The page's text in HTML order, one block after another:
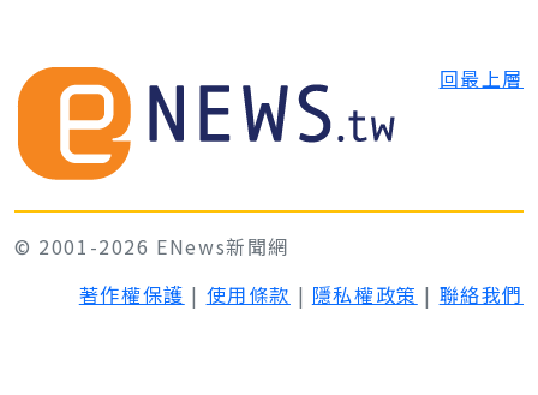
回最上層
© 2001-2026 ENews新聞網
著作權保護 | 使用條款 | 隱私權政策 | 聯絡我們